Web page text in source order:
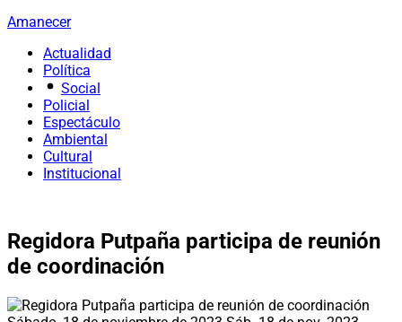
Amanecer
Actualidad
Política
Social
Policial
Espectáculo
Ambiental
Cultural
Institucional
Regidora Putpaña participa de reunión
de coordinación